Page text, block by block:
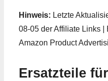
Hinweis: Letzte
08-05 der Affiliate Links |
Amazon Product
Ersatzteile